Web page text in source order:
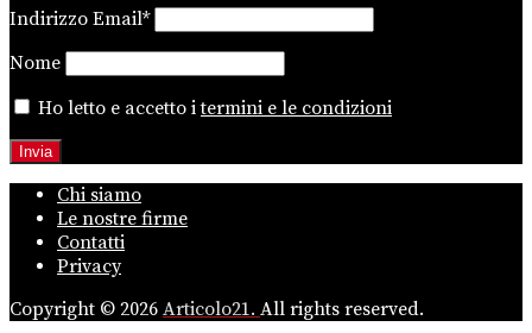
Indirizzo Email*
Nome
Ho letto e accetto itermini e le condizioni
Chi siamo
Le nostre firme
Contatti
Privacy
Copyright © 2026 Articolo21. All rights reserved.